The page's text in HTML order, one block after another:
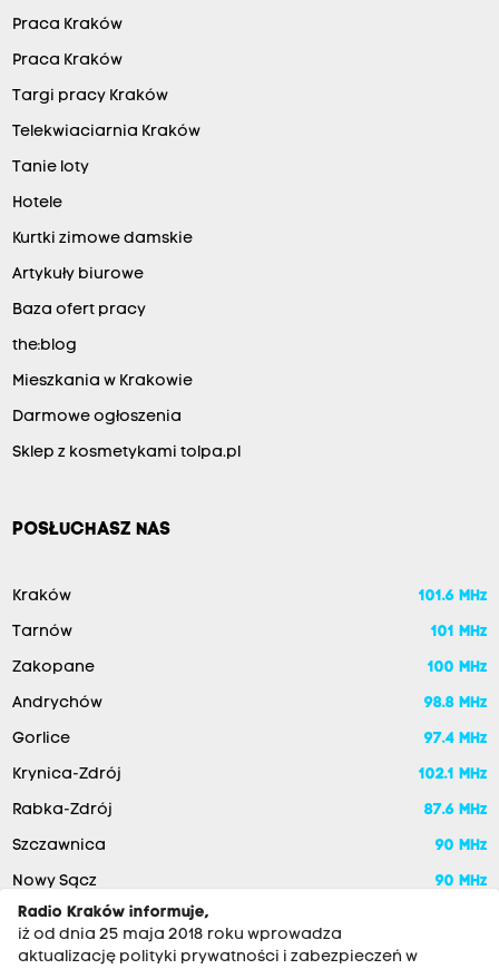
Praca Kraków
Praca Kraków
Targi pracy Kraków
Telekwiaciarnia Kraków
Tanie loty
Hotele
Kurtki zimowe damskie
Artykuły biurowe
Baza ofert pracy
the:blog
Mieszkania w Krakowie
Darmowe ogłoszenia
Sklep z kosmetykami tolpa.pl
POSŁUCHASZ NAS
Kraków 101.6 MHz
Tarnów 101 MHz
Zakopane 100 MHz
Andrychów 98.8 MHz
Gorlice 97.4 MHz
Krynica-Zdrój 102.1 MHz
Rabka-Zdrój 87.6 MHz
Szczawnica 90 MHz
Nowy Sącz
90 MHz
Radio Kraków informuje,
iż od dnia 25 maja 2018 roku wprowadza
aktualizację polityki prywatności i zabezpieczeń w